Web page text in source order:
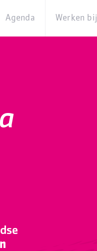
Agenda Werken bij